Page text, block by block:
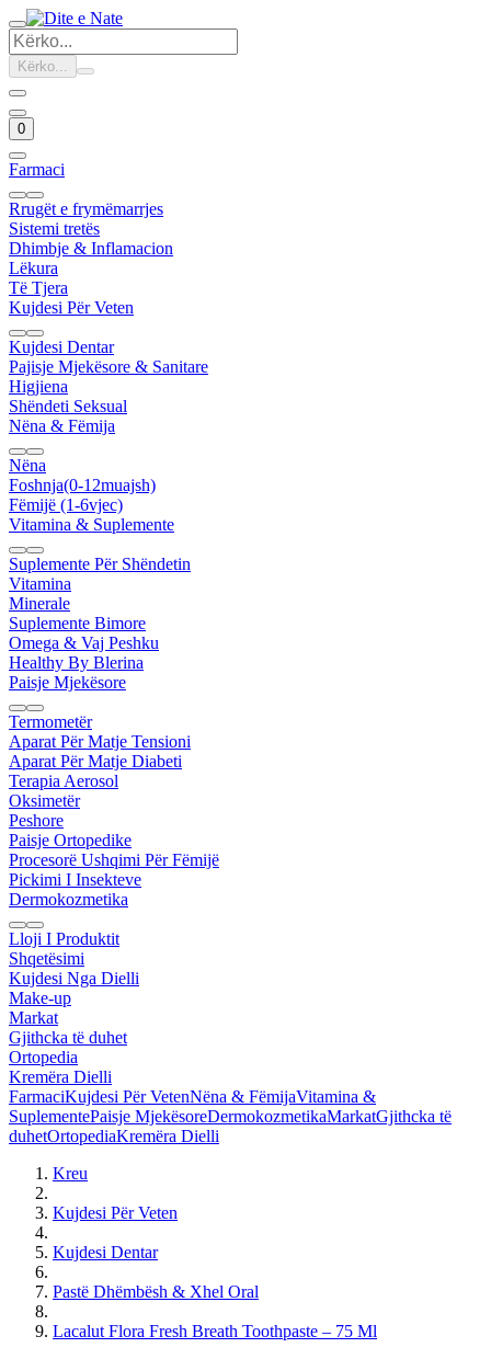
Kërko...
0
Farmaci
Rrugët e frymëmarrjes
Sistemi tretës
Dhimbje & Inflamacion
Lëkura
Të Tjera
Kujdesi Për Veten
Kujdesi Dentar
Pajisje Mjekësore & Sanitare
Higjiena
Shëndeti Seksual
Nëna & Fëmija
Nëna
Foshnja(0-12muajsh)
Fëmijë (1-6vjec)
Vitamina & Suplemente
Suplemente Për Shëndetin
Vitamina
Minerale
Suplemente Bimore
Omega & Vaj Peshku
Healthy By Blerina
Paisje Mjekësore
Termometër
Aparat Për Matje Tensioni
Aparat Për Matje Diabeti
Terapia Aerosol
Oksimetër
Peshore
Paisje Ortopedike
Procesorë Ushqimi Për Fëmijë
Pickimi I Insekteve
Dermokozmetika
Lloji I Produktit
Shqetësimi
Kujdesi Nga Dielli
Make-up
Markat
Gjithcka të duhet
Ortopedia
Kremëra Dielli
FarmaciKujdesi Për VetenNëna & FëmijaVitamina &
SuplementePaisje MjekësoreDermokozmetikaMarkatGjithcka të
duhetOrtopediaKremëra Dielli
Kreu
Kujdesi Për Veten
Kujdesi Dentar
Pastë Dhëmbësh & Xhel Oral
Lacalut Flora Fresh Breath Toothpaste – 75 Ml